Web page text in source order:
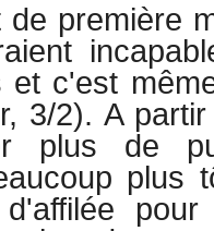
de première
et c'est
3/2). A
plus de
plus